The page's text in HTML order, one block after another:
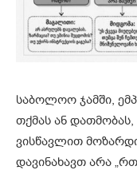
საბოლოო ჯამში,
თქმას ან დათმობას,
ვისწავლით
დავინახავთ არა